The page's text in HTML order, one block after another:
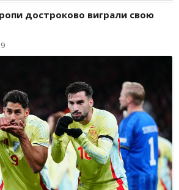
достроково виграли свою